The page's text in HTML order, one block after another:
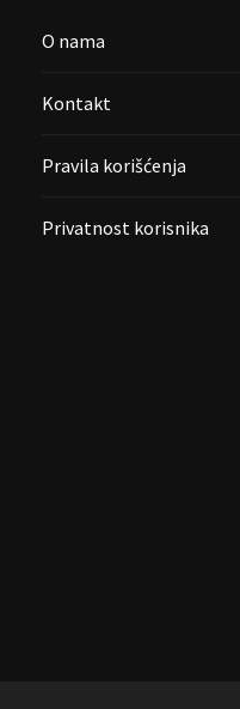
O nama
Kontakt
Pravila korišćenja
Privatnost korisnika